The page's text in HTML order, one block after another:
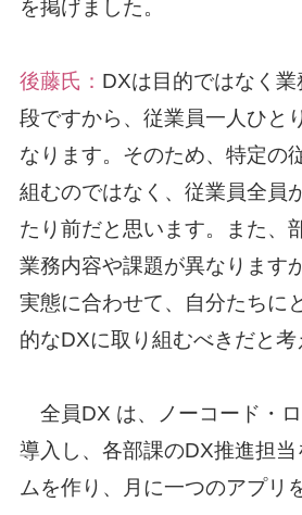
を掲げました。
後藤氏： DXは目的ではなく
段ですから、従業員一人ひと
なります。そのため、特定の
組むのではなく、従業員全員
たり前だと思います。また、
業務内容や課題が異なります
実態に合わせて、自分たちに
的なDXに取り組むべきだと考
全員DX は、ノーコード・
導入し、各部課のDX推進担
ムを作り、月に一つのアプリ